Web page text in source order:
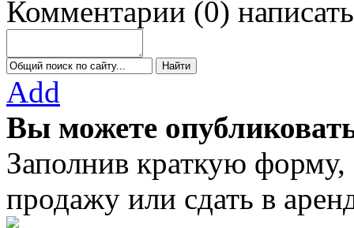
Комментарии (0) написать
Add
Вы можете
Заполнив краткую
продажу или сдать в